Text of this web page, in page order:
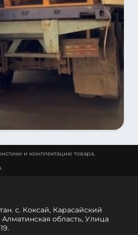
и комплектацию товара,
с. Коксай, Карасайский
область, Улица